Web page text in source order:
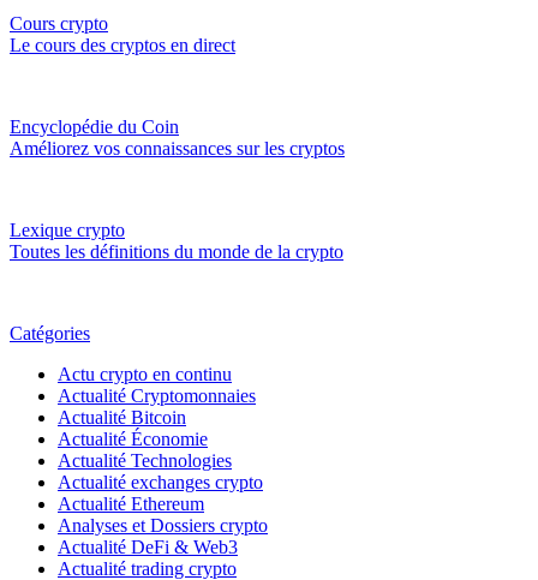
Cours crypto
Le cours des cryptos en direct
Encyclopédie du Coin
Améliorez vos connaissances sur les cryptos
Lexique crypto
Toutes les définitions du monde de la crypto
Catégories
Actu crypto en continu
Actualité Cryptomonnaies
Actualité Bitcoin
Actualité Économie
Actualité Technologies
Actualité exchanges crypto
Actualité Ethereum
Analyses et Dossiers crypto
Actualité DeFi & Web3
Actualité trading crypto